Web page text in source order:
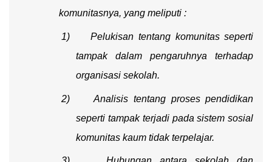
komunitasnya, yang meliputi :
1)
Pelukisan tentang komunitas seperti
tampak dalam pengaruhnya terhadap
organisasi sekolah.
2)
Analisis tentang proses pendidikan
seperti tampak terjadi pada sistem sosial
komunitas kaum tidak terpelajar.